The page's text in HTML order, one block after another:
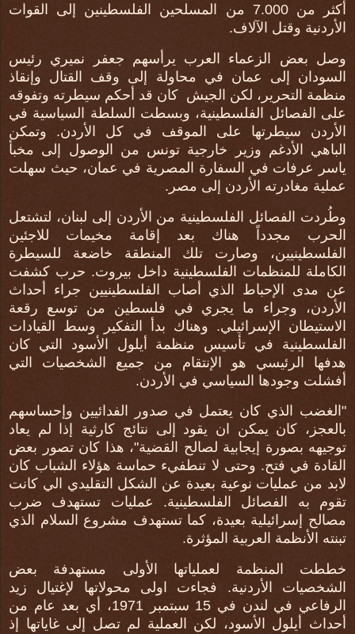
أكثر من 7.000 من المسلحين الفلسطينين إلى القوات
الأردنية وقتل الآلاف.
وصل بعض الزعماء العرب يرأسهم جعفر نميري رئيس
السودان إلى عمان في محاولة إلى وقف القتال وإنقاذ
منظمة التحرير، لكن الجيش كان قد أحكم سيطرته وتفوقه
على الفصائل الفلسطينية، وبسطت السلطة السياسية في
الأردن سيطرتها على الموقف في كل الأردن. وتمكن
الباهي الأدغم وزير خارجية تونس من الوصول إلى مخبأ
ياسر عرفات في السفارة المصرية في عمان، حيث سهلت
عملية مغادرته الأردن إلى مصر.
وطُردت الفصائل الفلسطينية من الأردن إلى لبنان، لتشتعل
الحرب مجدداً هناك بعد إقامة مخيمات للاجئين
الفلسطينيين، وصارت تلك المنطقة خاضعة للسيطرة
الكاملة للمنظمات الفلسطينية داخل بيروت. حرب كشفت
عن مدى الإحباط الذي أصاب الفلسطينيين جراء أحداث
الأردن، وجراء ما يجري في فلسطين من توسع رقعة
الاستيطان الإسرائيلي. وهناك بدأ التفكير وسط القيادات
الفلسطينية في تأسيس منظمة أيلول الأسود التي كان
هدفها الرئيسي هو الإنتقام من جميع الشخصيات التي
أفشلت وجودها السياسي في الأردن.
"الغضب الذي كان يعتمل في صدور الفدائيين وإحساسهم
بالعجز، كان يمكن ان يقود إلى نتائج كارثية إذا لم يعاد
توجيهه بصورة إيجابية لصالح القضية"، هذا كان تصور بعض
القادة في فتح. وحتى لا تنطفيء حماسة هؤلاء الشباب كان
لابد من عمليات نوعية بعيدة عن الشكل التقليدي الي كانت
تقوم به الفصائل الفلسطينية. عمليات تستهدف ضرب
مصالح إسرائيلية بعيدة، كما تستهدف مشروع السلام الذي
تبنته الأنظمة العربية المؤثرة.
خططت المنظمة لعملياتها الأولى مستهدفة بعض
الشخصيات الأردنية. فجاءت اولى محولاتها لإغتيال زيد
الرفاعي في لندن في 15 سبتمبر 1971، أي بعد عام من
أحداث أيلول الأسود، لكن العملية لم تصل إلى غاياتها إذ